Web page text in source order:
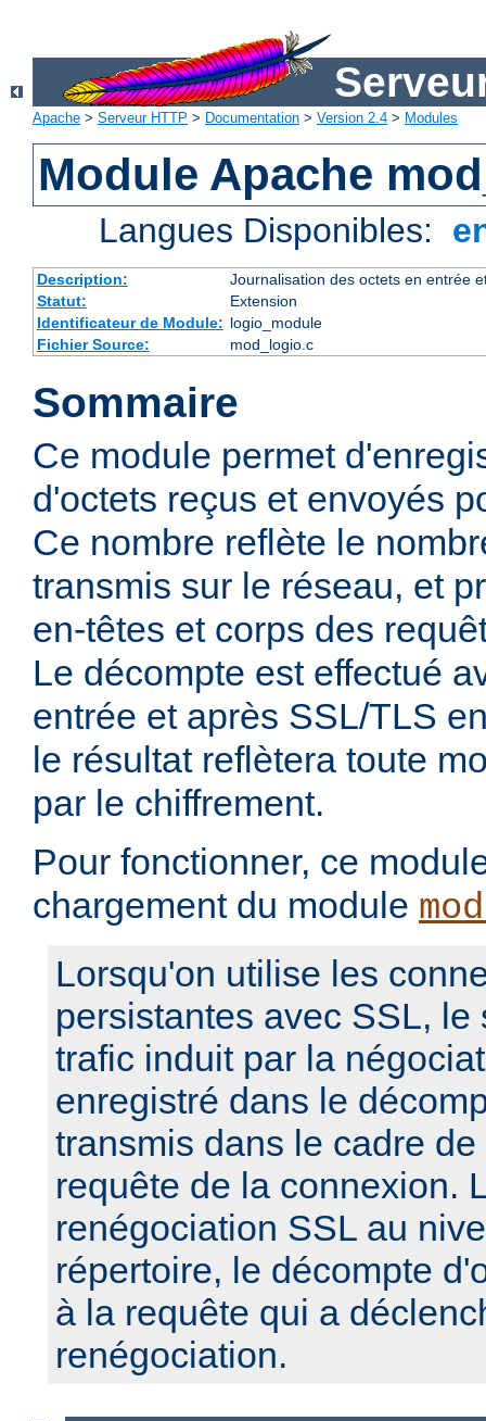
Apache > Serveur HTTP > Documentation > Version 2.4 > Modules
Module Apache
Langues Disponibles:
Description:
Journalisation des octets en entrée
Statut:
Extension
Identificateur de Module: logio_module
Fichier Source:
mod_logio.c
Sommaire
Ce module permet
d'octets reçus et envoyés
Ce nombre reflète le
transmis sur le réseau, et
en-têtes et corps des
Le décompte est effectué
entrée et après SSL/TLS
le résultat reflètera toute
par le chiffrement.
Pour fonctionner, ce
chargement du module
Lorsqu'on utilise les
persistantes avec SSL, le
trafic induit par la
enregistré dans le
transmis dans le cadre
requête de la connexion.
renégociation SSL au
répertoire, le décompte
à la requête qui a
renégociation.